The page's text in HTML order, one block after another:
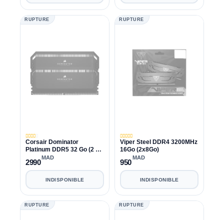
RUPTURE
Corsair Dominator
Platinum DDR5 32 Go (2 x
16 Go) 6200 MHz CL36
2990
MAD
INDISPONIBLE
RUPTURE
Viper Steel DDR4 3200MHz
16Go (2x8Go)
950
MAD
INDISPONIBLE
RUPTURE RUPTURE